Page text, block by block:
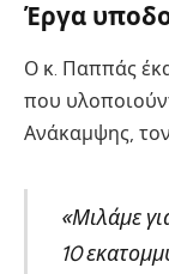
Έργα
Ο κ. Παππάς
που
Ανάκαμψης,
«Μιλάμε
10